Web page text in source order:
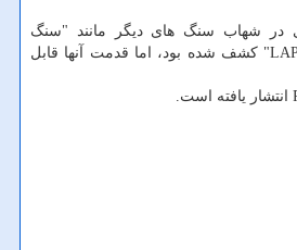
در شهاب سنگ های دیگر مانند "سنگ
هیپاتیا"(Hypatia) و "LAP-۱۴۹" كشف شده بود، اما قدمت آنها قابل